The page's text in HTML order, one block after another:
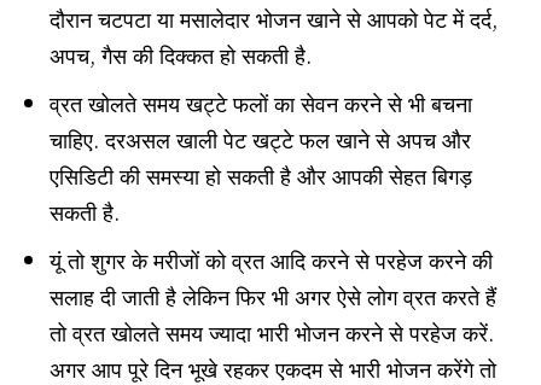
दौरान चटपटा या मसालेदार भोजन खाने से आपको पेट में दर्द,
अपच, गैस की दिक्कत हो सकती है.
व्रत खोलते समय खट्टे फलों का सेवन करने से भी बचना
चाहिए. दरअसल खाली पेट खट्टे फल खाने से अपच और
एसिडिटी की समस्या हो सकती है और आपकी सेहत बिगड़
सकती है.
यूं तो शुगर के मरीजों को व्रत आदि करने से परहेज करने की
सलाह दी जाती है लेकिन फिर भी अगर ऐसे लोग व्रत करते हैं
तो व्रत खोलते समय ज्यादा भारी भोजन करने से परहेज करें.
अगर आप पूरे दिन भूखे रहकर एकदम से भारी भोजन करेंगे तो